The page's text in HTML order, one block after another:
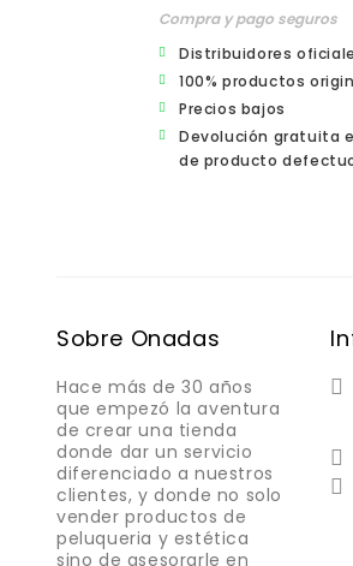
Compra y pago seguros
Distribuidores
100% productos
Precios bajos
Devolución gratuita
de producto
Sobre Onadas
Hace más de 30 años
que empezó la aventura
de crear una tienda
donde dar un servicio
diferenciado a nuestros
clientes, y donde no solo
vender productos de
peluqueria y estética
sino de asesorarle en


